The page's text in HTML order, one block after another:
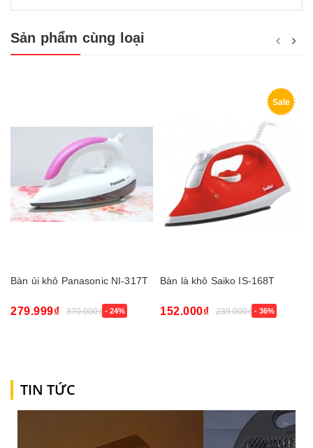
Sản phẩm cùng loại
Bàn ủi khô Panasonic NI-317T
279.999₫ 370.000₫ - 24%
Sale
Bàn là khô Saiko IS-168T
152.000₫ 239.000₫ - 36%
TIN TỨC